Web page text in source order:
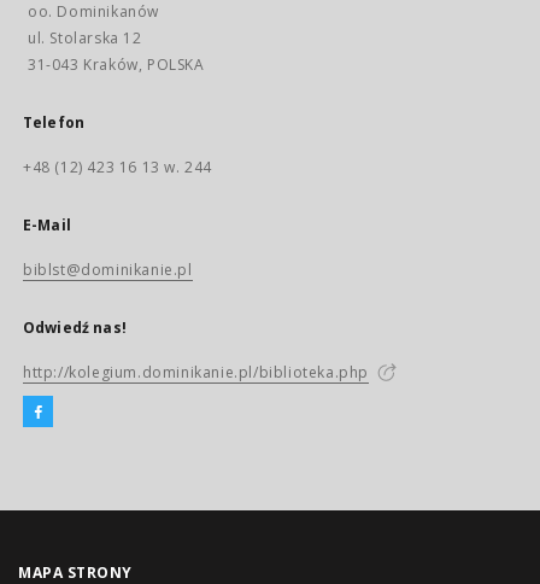
oo. Dominikanów
ul. Stolarska 12
31-043 Kraków, POLSKA
Telefon
+48 (12) 423 16 13 w. 244
E-Mail
biblst@dominikanie.pl
Odwiedź nas!
http://kolegium.dominikanie.pl/biblioteka.php
MAPA STRONY